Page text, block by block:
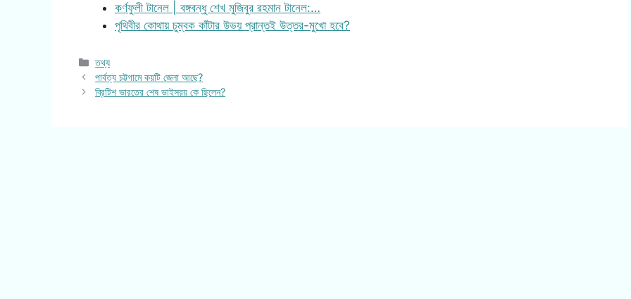
কর্ণফুলী টানেল | বঙ্গবন্ধু শেখ মুজিবুর রহমান টানেল:…
পৃথিবীর কোথায় চুম্বক কাঁটার উভয় প্রান্তই উত্তর-মুখো হবে?
Categories
তথ্য
পার্বত্য চট্টগামে কয়টি জেলা আছে?
ব্রিটিশ ভারতের শেষ ভাইসরয় কে ছিলেন?